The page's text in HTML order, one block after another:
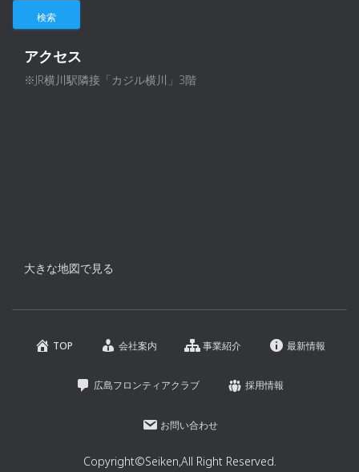
アクセス
※JR横川駅隣接「カジル横川」3階
大きな地図で見る
TOP 会社案内 事業紹介 最新情報
広島フロンティアクラブ 採用情報
お問い合わせ
Copyright©Seiken,All Right Reserved.